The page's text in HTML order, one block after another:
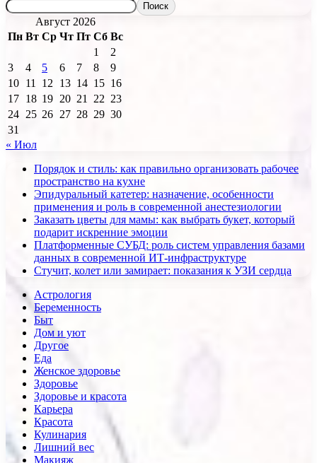
Поиск
Август 2026
Пн Вт Ср Чт Пт Сб Вс
1
2
3
4 5 6 7 8
9
10 11 12 13 14 15 16
17 18 19 20 21 22 23
24 25 26 27 28 29 30
31
« Июл
Порядок и стиль: как правильно организовать рабочее
пространство на кухне
Эпидуральный катетер: назначение, особенности
применения и роль в современной анестезиологии
Заказать цветы для мамы: как выбрать букет, который
подарит искренние эмоции
Платформенные СУБД: роль систем управления базами
данных в современной ИТ-инфраструктуре
Стучит, колет или замирает: показания к УЗИ сердца
Астрология
Беременность
Быт
Дом и уют
Другое
Еда
Женское здоровье
Здоровье
Здоровье и красота
Карьера
Красота
Кулинария
Лишний вес
Макияж